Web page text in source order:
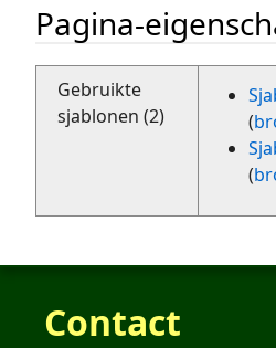
Pagina-
Gebruikte
sjablonen (2)
(
(
Contact